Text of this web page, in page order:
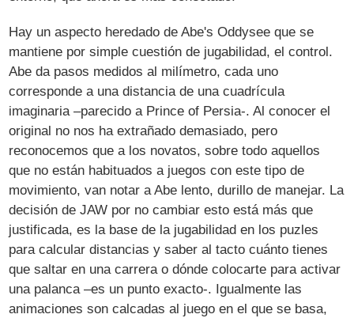
Hay un aspecto heredado de Abe's Oddysee que se
mantiene por simple cuestión de jugabilidad, el control.
Abe da pasos medidos al milímetro, cada uno
corresponde a una distancia de una cuadrícula
imaginaria –parecido a Prince of Persia-. Al conocer el
original no nos ha extrañado demasiado, pero
reconocemos que a los novatos, sobre todo aquellos
que no están habituados a juegos con este tipo de
movimiento, van notar a Abe lento, durillo de manejar. La
decisión de JAW por no cambiar esto está más que
justificada, es la base de la jugabilidad en los puzles
para calcular distancias y saber al tacto cuánto tienes
que saltar en una carrera o dónde colocarte para activar
una palanca –es un punto exacto-. Igualmente las
animaciones son calcadas al juego en el que se basa,